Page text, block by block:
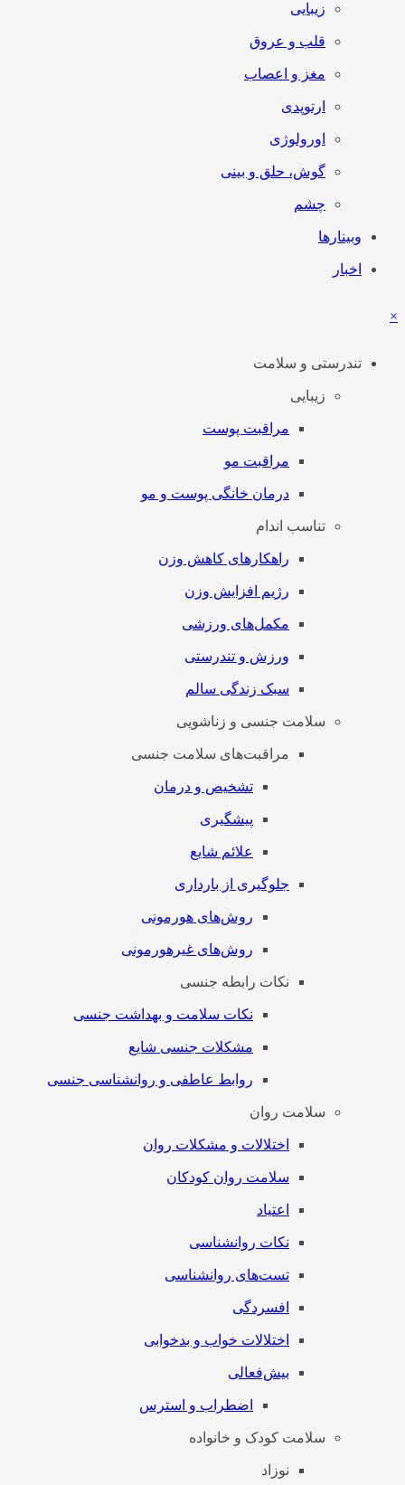
زیبایی
قلب و عروق
مغز و اعصاب
ارتوپدی
اورولوژی
گوش، حلق و بینی
چشم
وبینارها
اخبار
×
تندرستی و سلامت
زیبایی
مراقبت پوست
مراقبت مو
درمان خانگی پوست و مو
تناسب اندام
راهکارهای کاهش وزن
رژیم افزایش وزن
مکمل‌های ورزشی
ورزش و تندرستی
سبک زندگی سالم
سلامت جنسی و زناشویی
مراقبت‌های سلامت جنسی
تشخیص و درمان
پیشگیری
علائم شایع
جلوگیری از بارداری
روش‌های هورمونی
روش‌های غیرهورمونی
نکات رابطه جنسی
نکات سلامت و بهداشت جنسی
مشکلات جنسی شایع
روابط عاطفی و روانشناسی جنسی
سلامت روان
اختلالات و مشکلات روان
سلامت روان کودکان
اعتیاد
نکات روانشناسی
تست‌های روانشناسی
افسردگی
اختلالات خواب و بدخوابی
بیش‌فعالی
اضطراب و استرس
سلامت کودک و خانواده
نوزاد